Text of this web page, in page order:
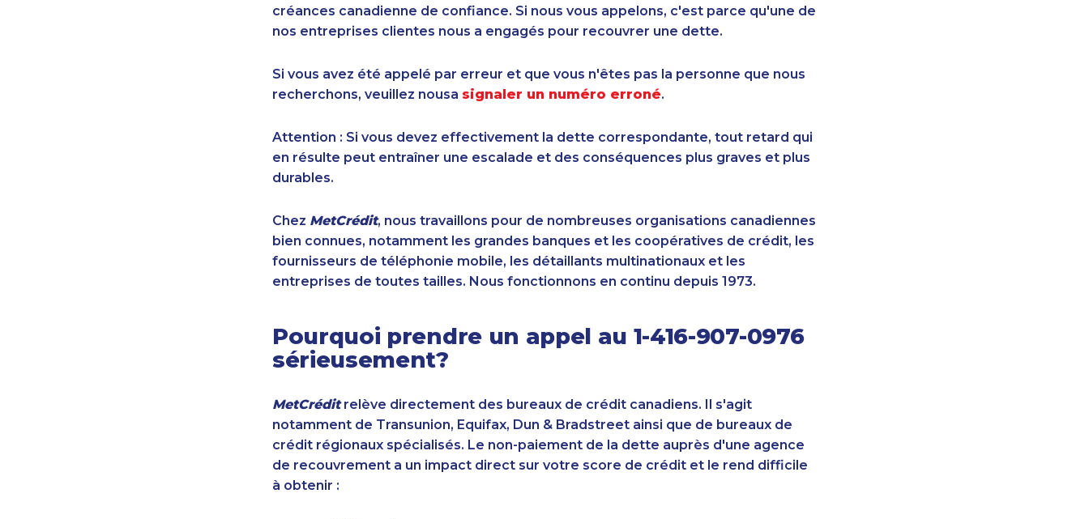
créances canadienne de confiance. Si nous vous appelons, c'est parce qu'une de
nos entreprises clientes nous a engagés pour recouvrer une dette.
Si vous avez été appelé par erreur et que vous n'êtes pas la personne que nous
recherchons, veuillez nousa signaler un numéro erroné.
Attention : Si vous devez effectivement la dette correspondante, tout retard qui
en résulte peut entraîner une escalade et des conséquences plus graves et plus
durables.
Chez MetCrédit, nous travaillons pour de nombreuses organisations canadiennes
bien connues, notamment les grandes banques et les coopératives de crédit, les
fournisseurs de téléphonie mobile, les détaillants multinationaux et les
entreprises de toutes tailles. Nous fonctionnons en continu depuis 1973.
Pourquoi prendre un appel au 1-416-907-0976
sérieusement?
MetCréditrelève directement des bureaux de crédit canadiens. Il s'agit
notamment de Transunion, Equifax, Dun & Bradstreet ainsi que de bureaux de
crédit régionaux spécialisés. Le non-paiement de la dette auprès d'une agence
de recouvrement a un impact direct sur votre score de crédit et le rend difficile
à obtenir :